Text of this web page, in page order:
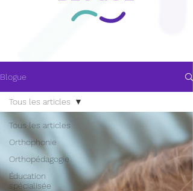
Blogue
Tous les articles
Orthophonie
Orthopédagogie
Éducation
spécialisée
Tous les articles